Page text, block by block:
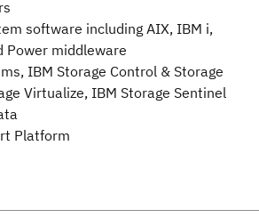
software including AIX, IBM i,
Power middleware
IBM Storage Control & Storage
Virtualize, IBM Storage Sentinel
Platform